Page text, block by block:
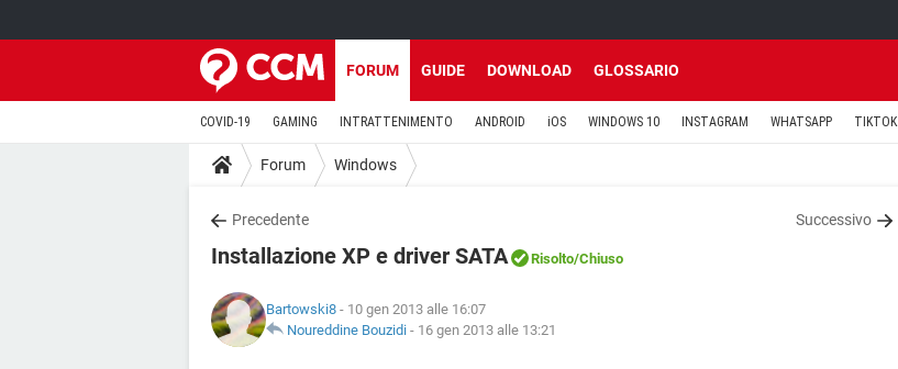
FORUM GUIDE DOWNLOAD GLOSSARIO
COVID-19 GAMING INTRATTENIMENTO ANDROID iOS WINDOWS 10 INSTAGRAM WHATSAPP TIKTOK
Forum Windows
Precedente Successivo
Installazione XP e driver SATA Risolto/Chiuso
Bartowski8 - 10 gen 2013 alle 16:07
Noureddine Bouzidi - 16 gen 2013 alle 13:21